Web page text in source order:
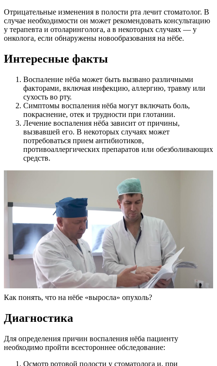
Отрицательные изменения в полости рта лечит стоматолог. В
случае необходимости он может рекомендовать консультацию
у терапевта и отоларинголога, а в некоторых случаях — у
онколога, если обнаружены новообразования на нёбе.
Интересные факты
Воспаление нёба может быть вызвано различными
факторами, включая инфекцию, аллергию, травму или
сухость во рту.
Симптомы воспаления нёба могут включать боль,
покраснение, отек и трудности при глотании.
Лечение воспаления нёба зависит от причины,
вызвавшей его. В некоторых случаях может
потребоваться прием антибиотиков,
противоаллергических препаратов или обезболивающих
средств.
Как понять, что на нёбе «выросла» опухоль?
Диагностика
Для определения причин воспаления нёба пациенту
необходимо пройти всестороннее обследование:
Осмотр ротовой полости у стоматолога и, при